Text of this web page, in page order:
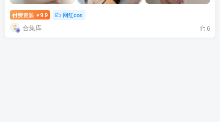
付费资源 ￥9.9 网红cos
合集库 6